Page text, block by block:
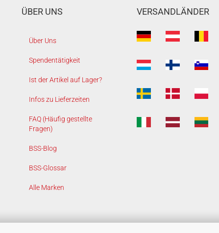
ÜBER UNS
Über Uns
Spendentätigkeit
Ist der Artikel auf Lager?
Infos zu Lieferzeiten
FAQ (Häufig gestellte
Fragen)
BSS-Blog
BSS-Glossar
Alle Marken
VERSANDLÄNDER